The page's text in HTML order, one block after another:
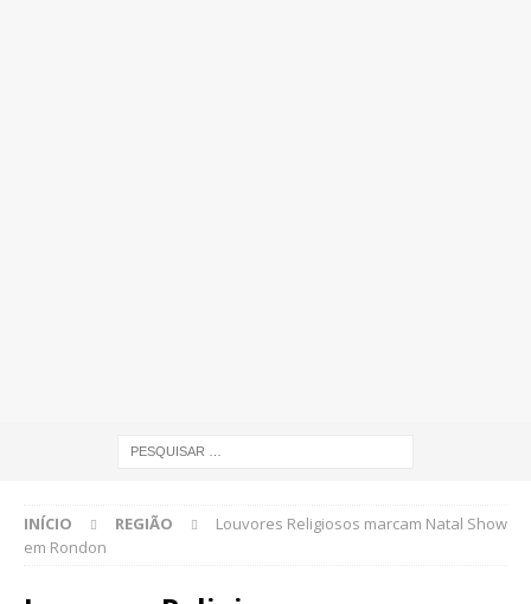
INÍCIO REGIÃO
Louvores Religiosos marcam Natal Show
em Rondon